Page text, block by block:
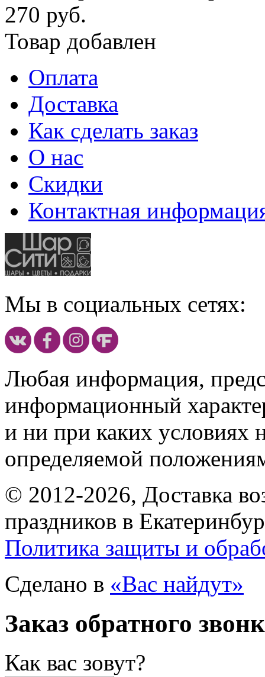
270 руб.
Товар добавлен
Оплата
Доставка
Как сделать заказ
О нас
Скидки
Контактная
Мы в социальных сетях:
Любая информация,
информационный
и ни при каких условиях
определяемой
© 2012-2026, Доставка
праздников в
Политика защиты и
Сделано в «Вас найдут»
Заказ обратного
Как вас зовут?